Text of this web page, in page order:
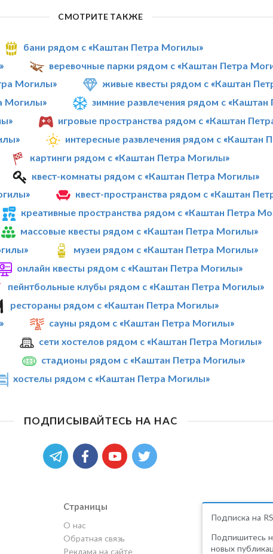
СМОТРИТЕ ТАКЖЕ
бани рядом с «Каштан Петра Могилы»
веревочные парки рядом с «Каштан Петра
Могилы»
живые квесты рядом с «Каштан
Могилы»
зимние развлечения рядом с
игровые пространства рядом с «Каштан
интересные развлечения рядом с «Каштан
картинги рядом с «Каштан Петра Могилы»
квест-комнаты рядом с «Каштан Петра Могилы»
квест-пространства рядом с «Каштан
креативные пространства рядом с «Каштан Петра
массовые квесты рядом с «Каштан Петра Могилы»
музеи рядом с «Каштан Петра Могилы»
онлайн квесты рядом с «Каштан Петра Могилы»
пейнтбольные клубы рядом с «Каштан Петра Могилы»
рестораны рядом с «Каштан Петра Могилы»
сауны рядом с «Каштан Петра Могилы»
сети хостелов рядом с «Каштан Петра Могилы»
стадионы рядом с «Каштан Петра Могилы»
хостелы рядом с «Каштан Петра Могилы»
ПОДПИСЫВАЙТЕСЬ НА НАС
Страницы
О нас
Обратная связь
Реклама на сайте
Подписка на
Подпишитесь
новых